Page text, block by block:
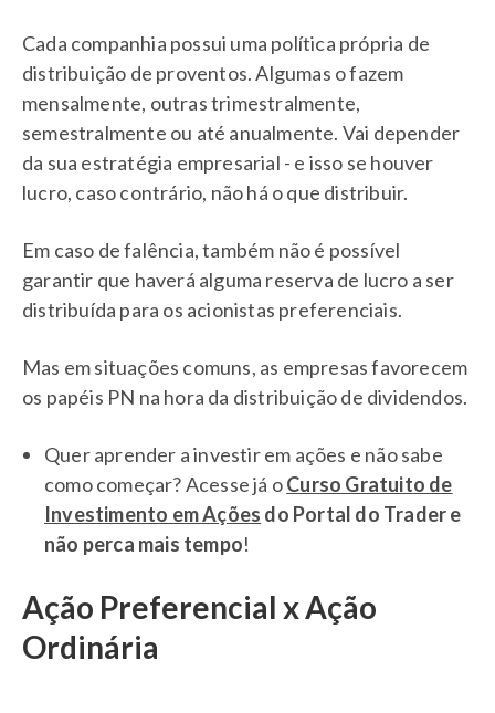
Cada companhia possui uma política própria de
distribuição de proventos. Algumas o fazem
mensalmente, outras trimestralmente,
semestralmente ou até anualmente. Vai depender
da sua estratégia empresarial - e isso se houver
lucro, caso contrário, não há o que distribuir.
Em caso de falência, também não é possível
garantir que haverá alguma reserva de lucro a ser
distribuída para os acionistas preferenciais.
Mas em situações comuns, as empresas favorecem
os papéis PN na hora da distribuição de dividendos.
Quer aprender a investir em ações e não sabe
como começar? Acesse já oCurso Gratuito de
Investimento em Ações do Portal do Trader e
não perca mais tempo!
Ação Preferencial x Ação
Ordinária